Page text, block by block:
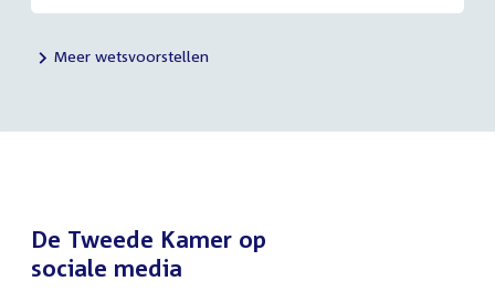
Meer wetsvoorstellen
De Tweede Kamer op
sociale media